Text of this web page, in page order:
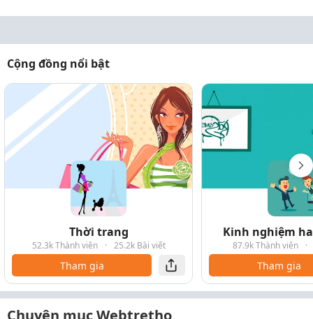
Cộng đồng nổi bật
Thời trang
52.3k Thành viên · 25.2k Bài viết
Tham gia
Kinh nghiệm
87.9k Thành viên ·
Tham gia